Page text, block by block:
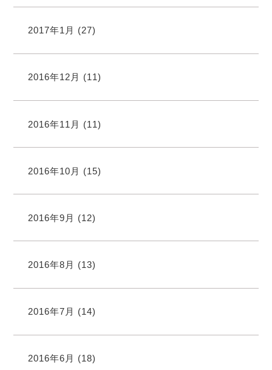
2017年1月 (27)
2016年12月 (11)
2016年11月 (11)
2016年10月 (15)
2016年9月 (12)
2016年8月 (13)
2016年7月 (14)
2016年6月 (18)